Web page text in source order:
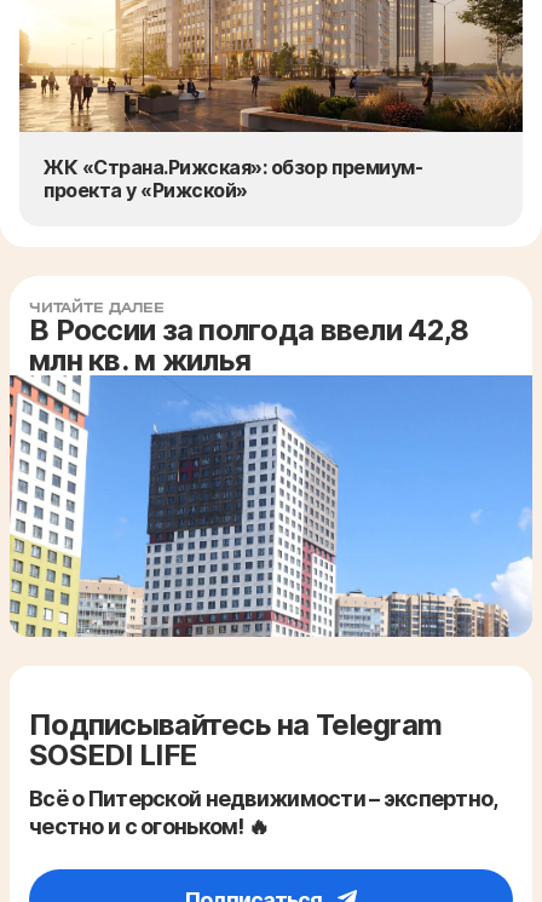
ЖК «Страна.Рижская»: обзор премиум-
проекта у «Рижской»
ЧИТАЙТЕ ДАЛЕЕ
В России за полгода ввели 42,8
млн кв. м жилья
Подписывайтесь на Telegram
SOSEDI LIFE
Всё о Питерской недвижимости – экспертно,
честно и с огоньком! 🔥